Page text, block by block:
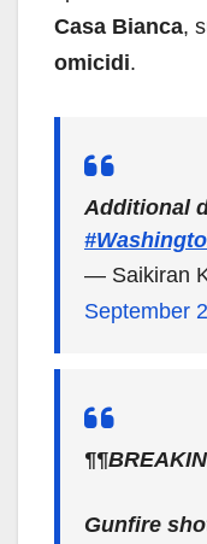
Casa Bianca,
omicidi.
Additional
— Saikiran
September
Gunfire